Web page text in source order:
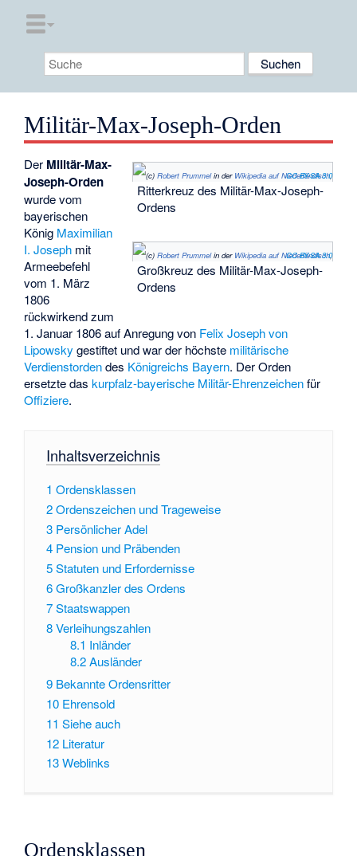
Militär-Max-Joseph-Orden
(c) Robert Prummelin der Wikipedia auf Niederländisch,
CC BY-SA 3.0
Ritterkreuz des Militär-Max-Joseph-
Ordens
(c) Robert Prummelin der Wikipedia auf Niederländisch,
CC BY-SA 3.0
Großkreuz des Militär-Max-Joseph-
Ordens
Der Militär-Max-
Joseph-Orden
wurde vom
bayerischen
König Maximilian
I. Joseph mit
Armeebefehl
vom 1. März
1806
rückwirkend zum
1. Januar 1806 auf Anregung von Felix Joseph von
Lipowsky gestiftet und war der höchste militärische
Verdienstordendes Königreichs Bayern. Der Orden
ersetzte daskurpfalz-bayerische Militär-Ehrenzeichenfür
Offiziere.
Inhaltsverzeichnis
1 Ordensklassen
2Ordenszeichen und Trageweise
3 Persönlicher Adel
4 Pension und Präbenden
5Statuten und Erfordernisse
6Großkanzler des Ordens
7Staatswappen
8Verleihungszahlen
8.1 Inländer
8.2 Ausländer
9 Bekannte Ordensritter
10 Ehrensold
11 Siehe auch
12 Literatur
13Weblinks
Ordensklassen